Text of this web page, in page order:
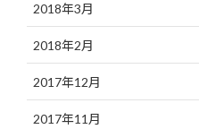
2018年3月
2018年2月
2017年12月
2017年11月